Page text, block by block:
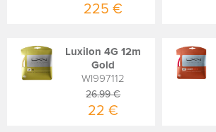
225 €
Luxilon 4G 12m
Gold
WI997112
26.99 €
22 €